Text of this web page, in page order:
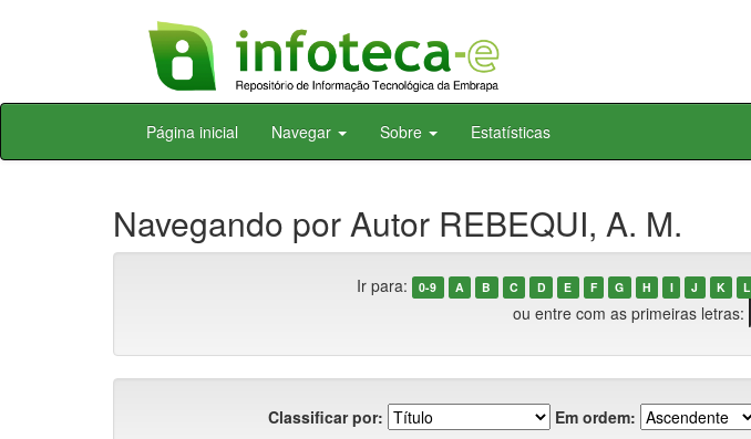
Skip
Página inicial Navegar Sobre Estatísticas
Navegando por Autor REBEQUI, A. M.
Ir para: 0-9 A B C D E F G H I J K L
ou entre com as primeiras letras:
Classificar por: Em ordem: